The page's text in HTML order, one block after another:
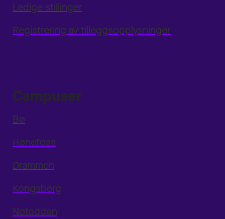
Ledige stillinger
Registrering av tilleggsopplysninger
Campuser
Bø
Hønefoss
Drammen
Kongsberg
Notodden